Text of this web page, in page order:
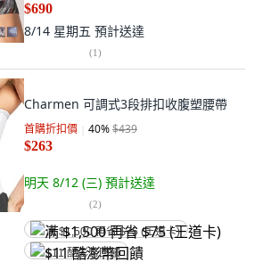
$690
8/14 星期五 預計送達
(1)
Charmen 可調式3段排扣收腹塑腰帶
首購折扣價 40%$439
$263
明天 8/12 (三) 預計送達
(2)
满 $1,500 再省 $75 (王道卡)
$11 酷澎幣回饋